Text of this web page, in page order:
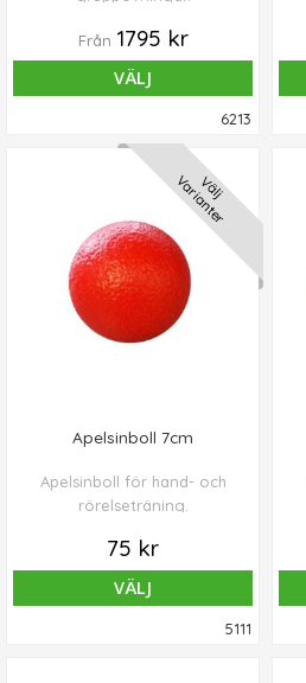
Från 1795 kr
VÄLJ
6213
Välj
Varianter
Apelsinboll 7cm
Apelsinboll för hand- och
rörelseträning.
75 kr
VÄLJ
5111